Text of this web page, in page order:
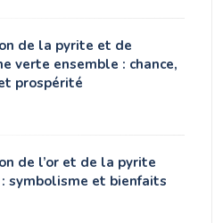
de la pyrite et de
verte ensemble : chance,
prospérité
de l’or et de la pyrite
symbolisme et bienfaits